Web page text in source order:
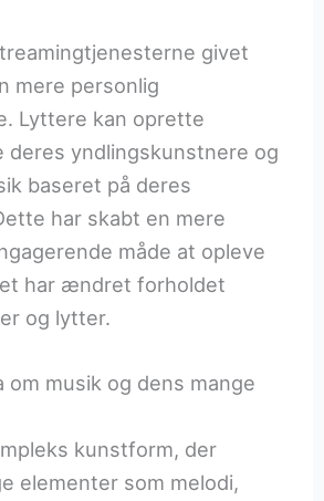
givet
mere personlig
Lyttere kan oprette
deres yndlingskunstnere og
baseret på deres
har skabt en mere
måde at opleve
har ændret forholdet
og lytter.
om musik og dens mange
kunstform, der
elementer som melodi,